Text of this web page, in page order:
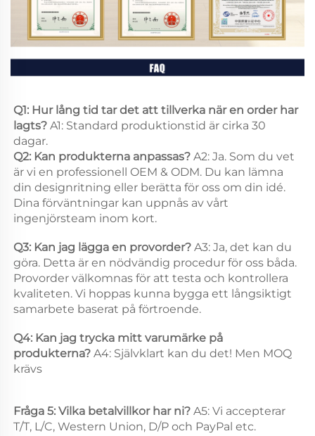
Q1: Hur lång tid tar det att tillverka när en order har
lagts? A1: Standard produktionstid är cirka 30
dagar.
Q2: Kan produkterna anpassas? A2: Ja. Som du vet
är vi en professionell OEM & ODM. Du kan lämna
din designritning eller berätta för oss om din idé.
Dina förväntningar kan uppnås av vårt
ingenjörsteam inom kort.
Q3: Kan jag lägga en provorder? A3: Ja, det kan du
göra. Detta är en nödvändig procedur för oss båda.
Provorder välkomnas för att testa och kontrollera
kvaliteten. Vi hoppas kunna bygga ett långsiktigt
samarbete baserat på förtroende.
Q4: Kan jag trycka mitt varumärke på
produkterna? A4: Självklart kan du det! Men MOQ
krävs
Fråga 5: Vilka betalvillkor har ni? A5: Vi accepterar
T/T, L/C, Western Union, D/P och PayPal etc.